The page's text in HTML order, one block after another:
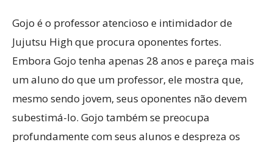
Gojo é o professor atencioso e intimidador de
Jujutsu High que procura oponentes fortes.
Embora Gojo tenha apenas 28 anos e pareça mais
um aluno do que um professor, ele mostra que,
mesmo sendo jovem, seus oponentes não devem
subestimá-lo. Gojo também se preocupa
profundamente com seus alunos e despreza os